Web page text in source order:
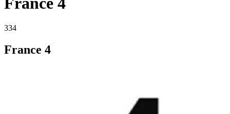
334
France 4